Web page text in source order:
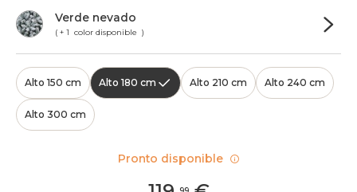
Verde nevado
( + 1 color disponible )
Alto 150 cm Alto 180 cm Alto 210 cm Alto 240 cm
Alto 300 cm